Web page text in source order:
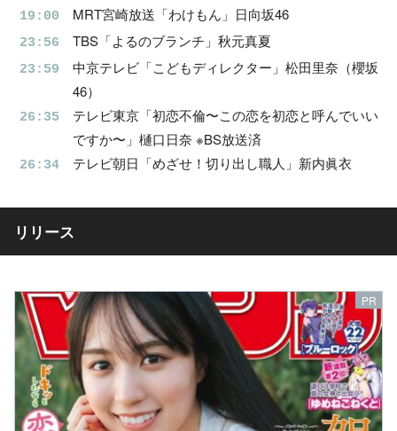
19:00 MRT宮崎放送「わけもん」日向坂46
23:56 TBS「よるのブランチ」秋元真夏
23:59
中京テレビ「こどもディレクター」松田里奈（櫻坂
46）
26:35
テレビ東京「初恋不倫〜この恋を初恋と呼んでいい
ですか〜」樋口日奈 ※BS放送済
26:34 テレビ朝日「めざせ！切り出し職人」新内眞衣
リリース